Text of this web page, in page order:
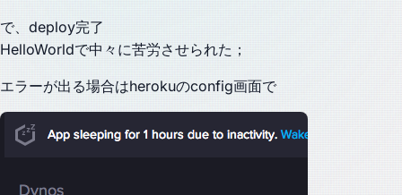
で、deploy完了
HelloWorldで中々に苦労させられた；
エラーが出る場合はherokuのconfig画面で